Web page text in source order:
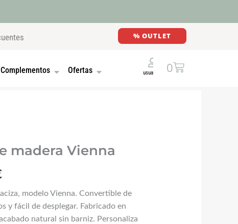
% OUTLET
DE MADERA
FUTONES
Complementos OPEN COMPLEMENTOS
Ofertas 0
Cart
madera Vienna
modelo Vienna. Convertible de
y fácil de desplegar. Fabricado en
natural sin barniz. Personaliza